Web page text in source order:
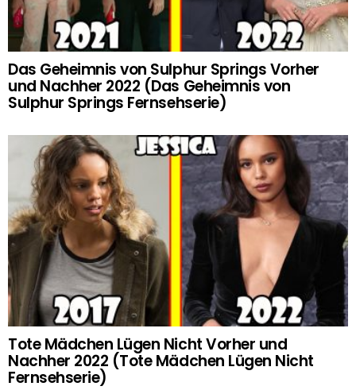
Das Geheimnis von Sulphur Springs Vorher
und Nachher 2022 (Das Geheimnis von
Sulphur Springs Fernsehserie)
Tote Mädchen Lügen Nicht Vorher und
Nachher 2022 (Tote Mädchen Lügen Nicht
Fernsehserie)